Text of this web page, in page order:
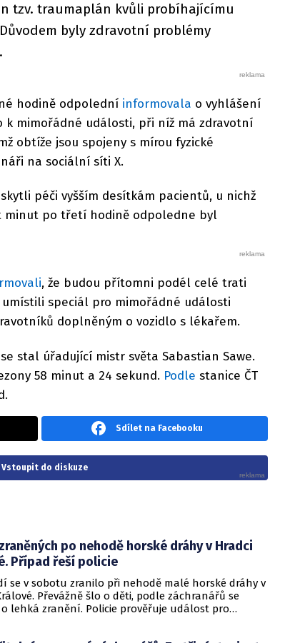
tzv. traumaplán kvůli probíhajícímu
byly zdravotní problémy
hodině odpolední informovala o vyhlášení
mimořádné události, při níž má zdravotní
obtíže jsou spojeny s mírou fyzické
na sociální síti X.
péči vyšším desítkám pacientů, u nichž
minut po třetí hodině odpoledne byl
, že budou přítomni podél celé trati
speciál pro mimořádné události
doplněným o vozidlo s lékařem.
stal úřadující mistr světa Sabastian Sawe.
58 minut a 24 sekund. Podle stanice ČT
Sdílet na Facebooku
Vstoupit do diskuze
po nehodě horské dráhy v Hradci
Případ řeší policie
se v sobotu zranilo při nehodě malé horské dráhy v
Převážně šlo o děti, podle záchranářů se
lehká zranění. Policie prověřuje událost pro